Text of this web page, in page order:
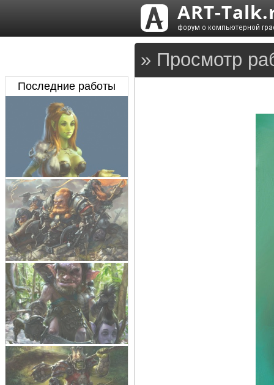
» Просмотр
Последние работы